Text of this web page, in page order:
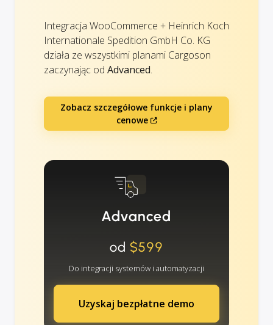
Integracja WooCommerce + Heinrich Koch
Internationale Spedition GmbH Co. KG
działa ze wszystkimi planami Cargoson
zaczynając od Advanced.
Zobacz szczegółowe funkcje i plany
cenowe
Advanced
od $599
Do integracji systemów i automatyzacji
Uzyskaj bezpłatne demo